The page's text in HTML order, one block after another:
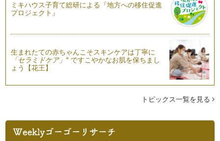
ミキハウス子育て総研による『地方への移住促進
プロジェクト』
生まれたての赤ちゃんこそスキンケアは丁寧に
「セラミドケア」※ ですこやかなお肌を保ちまし
ょう【花王】
トピックス一覧を見る